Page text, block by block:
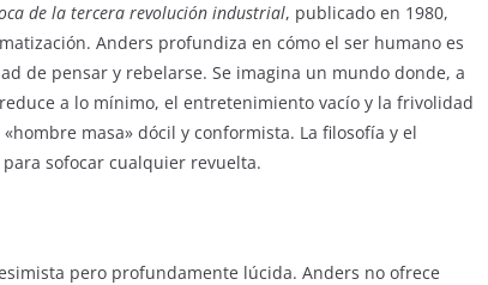
de la tercera revolución industrial, publicado en 1980,
Anders profundiza en cómo el ser humano es
de pensar y rebelarse. Se imagina un mundo donde, a
a lo mínimo, el entretenimiento vacío y la frivolidad
masa» dócil y conformista. La filosofía y el
sofocar cualquier revuelta.
pero profundamente lúcida. Anders no ofrece